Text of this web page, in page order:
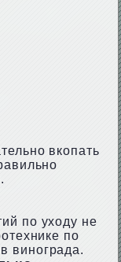
вкопать
по уходу не
по
винограда.